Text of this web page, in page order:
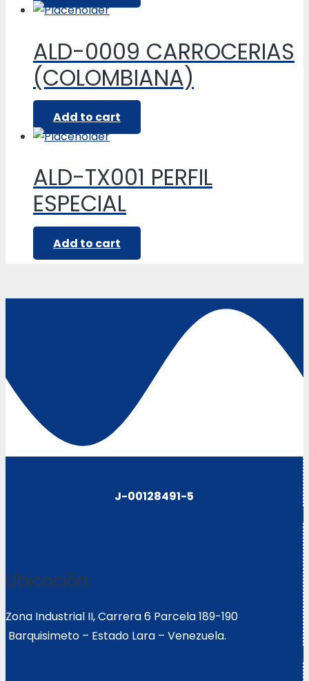
ALD-0009 CARROCERIAS
(COLOMBIANA)
Add to cart
ALD-TX001 PERFIL
ESPECIAL
Add to cart
J-00128491-5
Ubicación:
Zona Industrial II, Carrera 6 Parcela 189-190
Barquisimeto – Estado Lara – Venezuela.